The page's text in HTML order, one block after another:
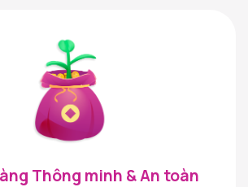
Thông minh & An toàn